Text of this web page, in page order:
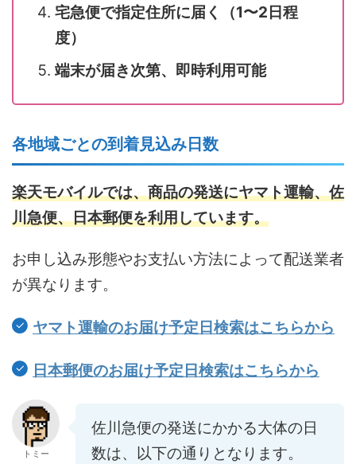
宅急便で指定住所に届く（1〜2日程
度）
端末が届き次第、即時利用可能
各地域ごとの到着見込み日数
楽天モバイルでは、商品の発送にヤマト運輸、佐
川急便、日本郵便を利用しています。
お申し込み形態やお支払い方法によって配送業者
が異なります。
ヤマト運輸のお届け予定日検索はこちらから
日本郵便のお届け予定日検索はこちらから
トミー
佐川急便の発送にかかる大体の日
数は、以下の通りとなります。